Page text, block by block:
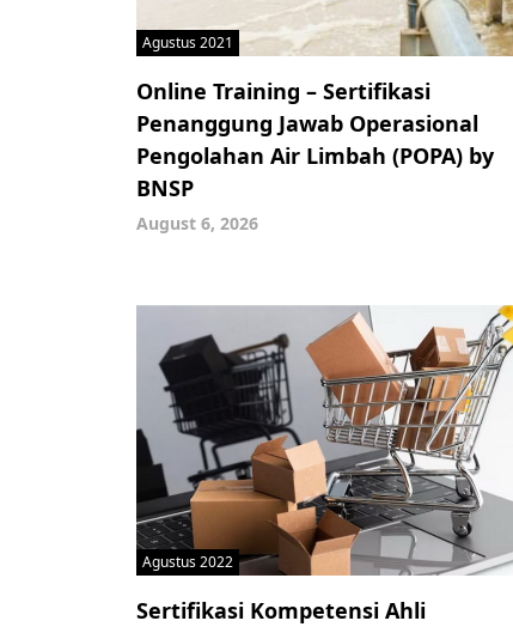
Agustus 2021
Online Training – Sertifikasi
Penanggung Jawab Operasional
Pengolahan Air Limbah (POPA) by
BNSP
August 6, 2026
Agustus 2022
Sertifikasi Kompetensi Ahli